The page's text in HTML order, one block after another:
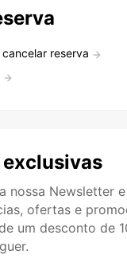
reserva
nossa Newsletter
ofertas e
um desconto de